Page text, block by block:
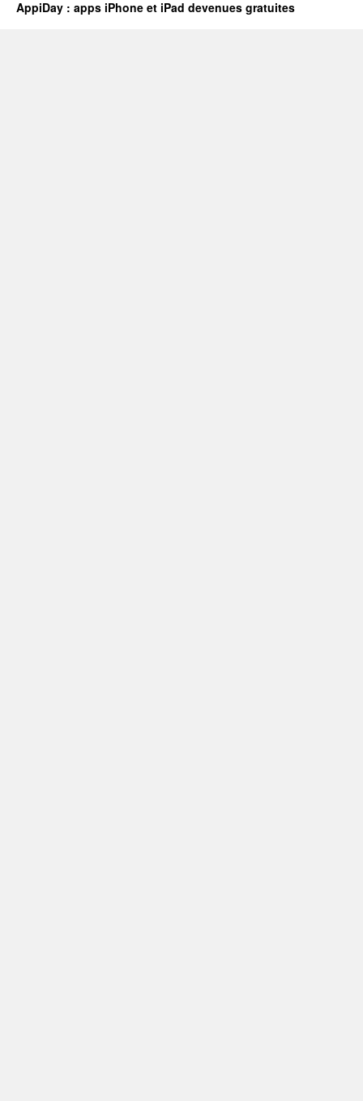
AppiDay : apps iPhone et iPad devenues gratuites